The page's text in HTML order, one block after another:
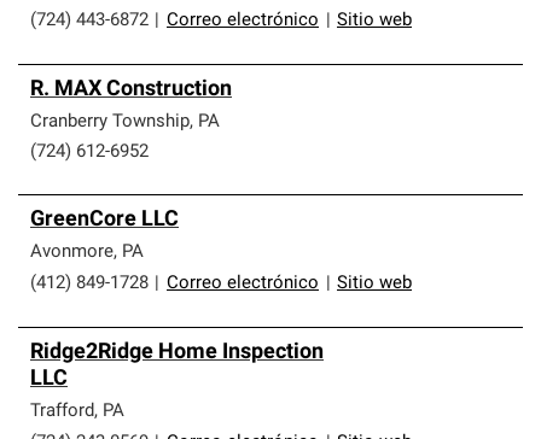
(724) 443-6872
Correo electrónico Sitio web
R. MAX Construction
Cranberry Township, PA
(724) 612-6952
GreenCore LLC
Avonmore, PA
(412) 849-1728
Correo electrónico Sitio web
Ridge2Ridge Home Inspection
LLC
Trafford, PA